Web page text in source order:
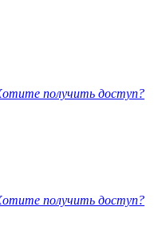
получить доступ?
получить доступ?